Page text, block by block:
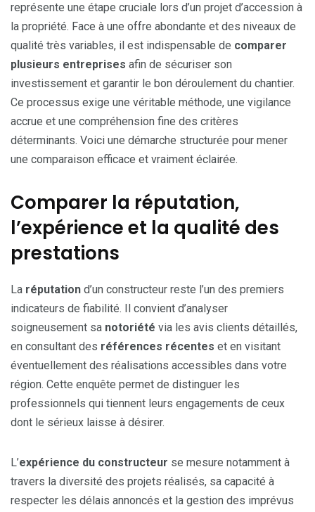
représente une étape cruciale lors d’un projet d’accession à
la propriété. Face à une offre abondante et des niveaux de
qualité très variables, il est indispensable de comparer
plusieurs entreprises afin de sécuriser son
investissement et garantir le bon déroulement du chantier.
Ce processus exige une véritable méthode, une vigilance
accrue et une compréhension fine des critères
déterminants. Voici une démarche structurée pour mener
une comparaison efficace et vraiment éclairée.
Comparer la réputation,
l’expérience et la qualité des
prestations
La réputation d’un constructeur reste l’un des premiers
indicateurs de fiabilité. Il convient d’analyser
soigneusement sa notoriété via les avis clients détaillés,
en consultant des références récentes et en visitant
éventuellement des réalisations accessibles dans votre
région. Cette enquête permet de distinguer les
professionnels qui tiennent leurs engagements de ceux
dont le sérieux laisse à désirer.
L’expérience du constructeur se mesure notamment à
travers la diversité des projets réalisés, sa capacité à
respecter les délais annoncés et la gestion des imprévus